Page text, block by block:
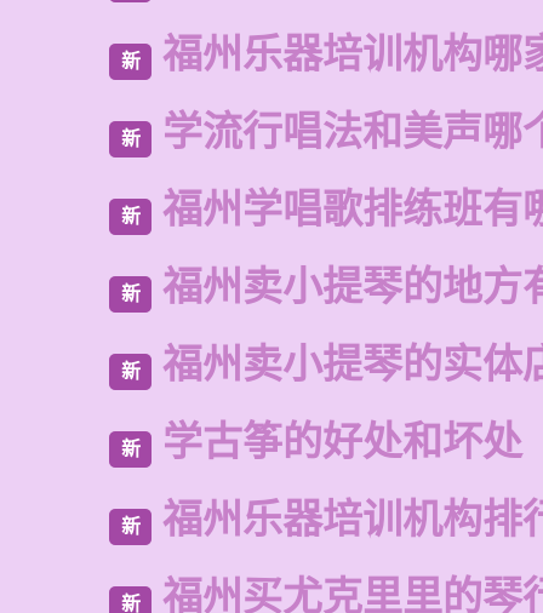
新 福州乐器培训机构哪
新 学流行唱法和美声哪
新 福州学唱歌排练班有
新 福州卖小提琴的地方
新 福州卖小提琴的实体
新 学古筝的好处和坏处
新 福州乐器培训机构排
新 福州买尤克里里的琴